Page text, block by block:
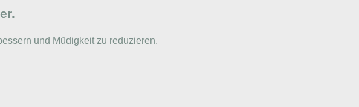
und Müdigkeit zu reduzieren.